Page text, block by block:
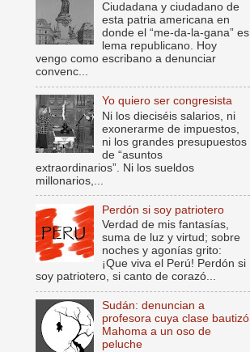
Ciudadana y ciudadano de
esta patria americana en
donde el “me-da-la-gana” es
lema republicano. Hoy
vengo como escribano a denunciar
convenc...
Yo quiero ser congresista
Ni los dieciséis salarios, ni
exonerarme de impuestos,
ni los grandes presupuestos
de “asuntos
extraordinarios”. Ni los sueldos
millonarios,...
Perdón si soy patriotero
Verdad de mis fantasías,
suma de luz y virtud; sobre
noches y agonías grito:
¡Que viva el Perú! Perdón si
soy patriotero, si canto de corazó...
Sudán: denuncian a
profesora cuya clase bautizó
Mahoma a un oso de
peluche